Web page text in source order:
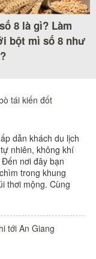
8 là gì? Làm
bột mì số 8 như
tái kiến đốt
dẫn khách du lịch
nhiên, không khí
nơi đây bạn
trong khung
thơi mộng. Cùng
tới An Giang